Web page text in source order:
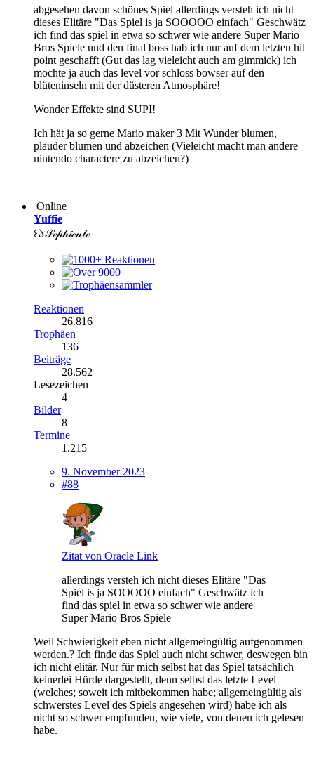
abgesehen davon schönes Spiel allerdings versteh ich nicht
dieses Elitäre "Das Spiel is ja SOOOOO einfach" Geschwätz
ich find das spiel in etwa so schwer wie andere Super Mario
Bros Spiele und den final boss hab ich nur auf dem letzten hit
point geschafft (Gut das lag vieleicht auch am gimmick) ich
mochte ja auch das level vor schloss bowser auf den
blüteninseln mit der düsteren Atmosphäre!
Wonder Effekte sind SUPI!
Ich hät ja so gerne Mario maker 3 Mit Wunder blumen,
plauder blumen und abzeichen (Vieleicht macht man andere
nintendo charactere zu abzeichen?)
Online
Yuffie
꒰𑁬𝒮ℯ𝓅𝒽𝒾𝒸𝓊𝓉ℯ
Reaktionen
26.816
Trophäen
136
Beiträge
28.562
Lesezeichen
4
Bilder
8
Termine
1.215
9. November 2023
#88
Zitat von Oracle Link
allerdings versteh ich nicht dieses Elitäre "Das
Spiel is ja SOOOOO einfach" Geschwätz ich
find das spiel in etwa so schwer wie andere
Super Mario Bros Spiele
Weil Schwierigkeit eben nicht allgemeingültig aufgenommen
werden.? Ich finde das Spiel auch nicht schwer, deswegen bin
ich nicht elitär. Nur für mich selbst hat das Spiel tatsächlich
keinerlei Hürde dargestellt, denn selbst das letzte Level
(welches; soweit ich mitbekommen habe; allgemeingültig als
schwerstes Level des Spiels angesehen wird) habe ich als
nicht so schwer empfunden, wie viele, von denen ich gelesen
habe.